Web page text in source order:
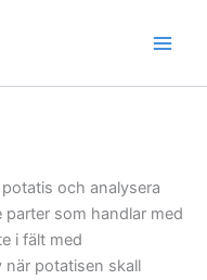
och analysera
parter som handlar med
i fält med
potatisen skall